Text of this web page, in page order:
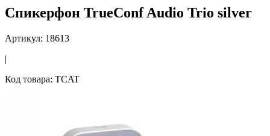
Спикерфон TrueConf Audio Trio silver
Артикул: 18613
|
Код товара: TCAT